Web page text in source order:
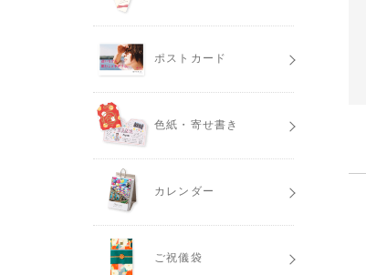
ポストカード
色紙・寄せ書き
カレンダー
ご祝儀袋